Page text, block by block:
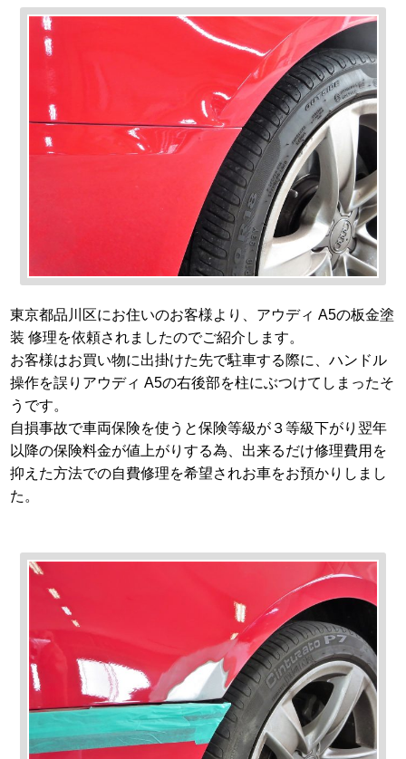
東京都品川区にお住いのお客様より、アウディ A5の板金塗
装 修理を依頼されましたのでご紹介します。
お客様はお買い物に出掛けた先で駐車する際に、ハンドル
操作を誤りアウディ A5の右後部を柱にぶつけてしまったそ
うです。
自損事故で車両保険を使うと保険等級が３等級下がり翌年
以降の保険料金が値上がりする為、出来るだけ修理費用を
抑えた方法での自費修理を希望されお車をお預かりしまし
た。